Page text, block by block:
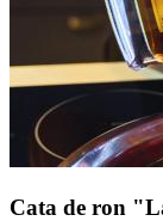
Cata de ron